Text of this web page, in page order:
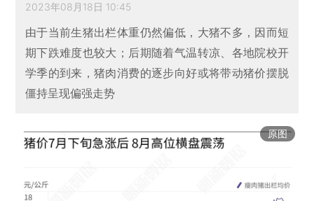
2023年08月18日 10:45
由于当前生猪出栏体重仍然偏低，大猪不多，因而短
期下跌难度也较大；后期随着气温转凉、各地院校开
学季的到来，猪肉消费的逐步向好或将带动猪价摆脱
僵持呈现偏强走势
原图